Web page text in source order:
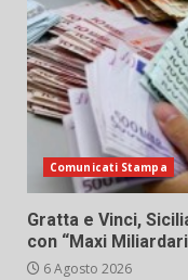
Comunicati Stampa
Gratta e Vinci,
con “Maxi
6 Agosto 2026